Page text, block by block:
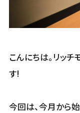
こんにちは。リッ
す!
今回は、今月から